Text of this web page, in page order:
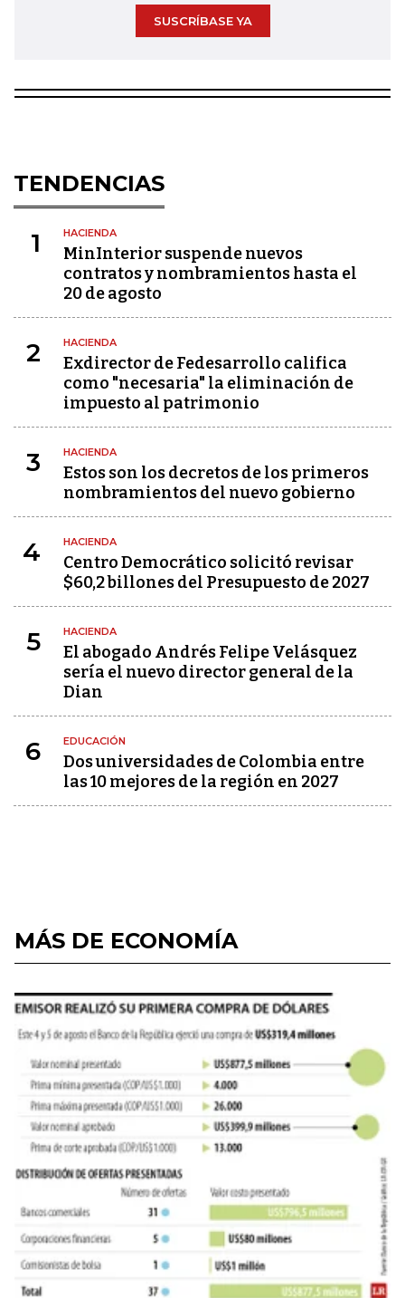
SUSCRÍBASE YA
TENDENCIAS
1 HACIENDA
MinInterior suspende nuevos
contratos y nombramientos hasta el
20 de agosto
2 HACIENDA
Exdirector de Fedesarrollo califica
como "necesaria" la eliminación de
impuesto al patrimonio
3 HACIENDA
Estos son los decretos de los primeros
nombramientos del nuevo gobierno
4 HACIENDA
Centro Democrático solicitó revisar
$60,2 billones del Presupuesto de 2027
5 HACIENDA
El abogado Andrés Felipe Velásquez
sería el nuevo director general de la
Dian
6 EDUCACIÓN
Dos universidades de Colombia entre
las 10 mejores de la región en 2027
MÁS DE ECONOMÍA